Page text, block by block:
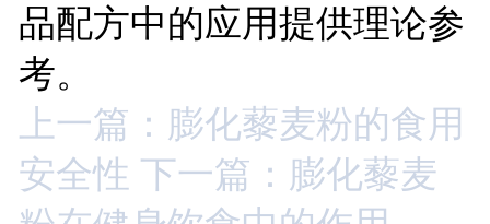
品配方中的应用提供理论参
考。
上一篇：膨化藜麦粉的食用
安全性 下一篇：膨化藜麦